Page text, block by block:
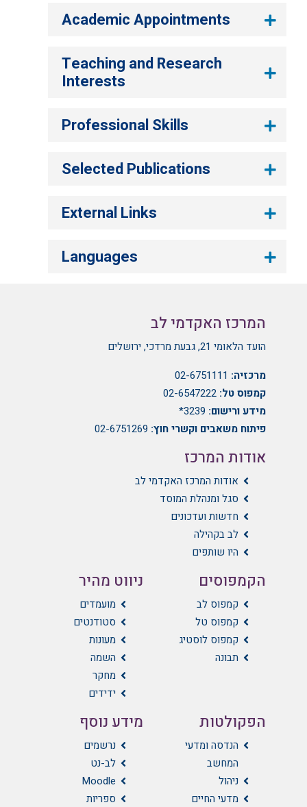
Academic Appointments
Teaching and Research
Interests
Professional Skills
Selected Publications
External Links
Languages
המרכז האקדמי לב
הועד הלאומי 21, גבעת מרדכי, ירושלים
מרכזיה: 02-6751111
קמפוס טל: 02-6547222
מידע ורישום: 3239*
פיתוח משאבים וקשרי חוץ: 02-6751269
אודות המרכז
אודות המרכז האקדמי לב
סגל ומנהלת המוסד
חדשות ועדכונים
לב בקהילה
היו שותפים
הקמפוסים
קמפוס לב
קמפוס טל
קמפוס לוסטיג
תבונה
הפקולטות
הנדסה ומדעי
המחשב
ניהול
מדעי החיים
ניווט מהיר
מועמדים
סטודנטים
מעונות
השמה
מחקר
ידידים
מידע נוסף
נרשמים
לב-נט
Moodle
ספריות